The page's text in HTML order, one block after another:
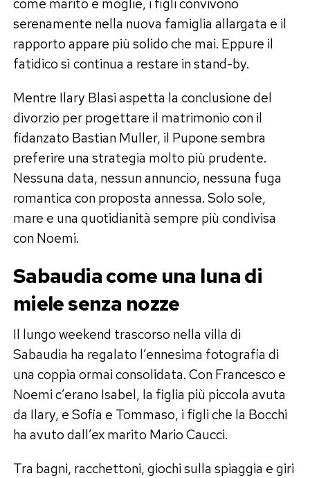
serenamente nella nuova famiglia allargata e il
rapporto appare più solido che mai. Eppure il
fatidico sì continua a restare in stand-by.
Mentre Ilary Blasi aspetta la conclusione del
divorzio per progettare il matrimonio con il
fidanzato Bastian Muller, il Pupone sembra
preferire una strategia molto più prudente.
Nessuna data, nessun annuncio, nessuna fuga
romantica con proposta annessa. Solo sole,
mare e una quotidianità sempre più condivisa
con Noemi.
Sabaudia come una luna di
miele senza nozze
Il lungo weekend trascorso nella villa di
Sabaudia ha regalato l’ennesima fotografia di
una coppia ormai consolidata. Con Francesco e
Noemi c’erano Isabel, la figlia più piccola avuta
da Ilary, e Sofia e Tommaso, i figli che la Bocchi
ha avuto dall’ex marito Mario Caucci.
Tra bagni, racchettoni, giochi sulla spiaggia e giri